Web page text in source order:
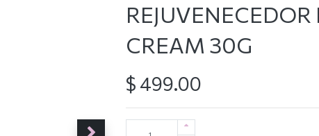
CREAM 30G
$ 499.00